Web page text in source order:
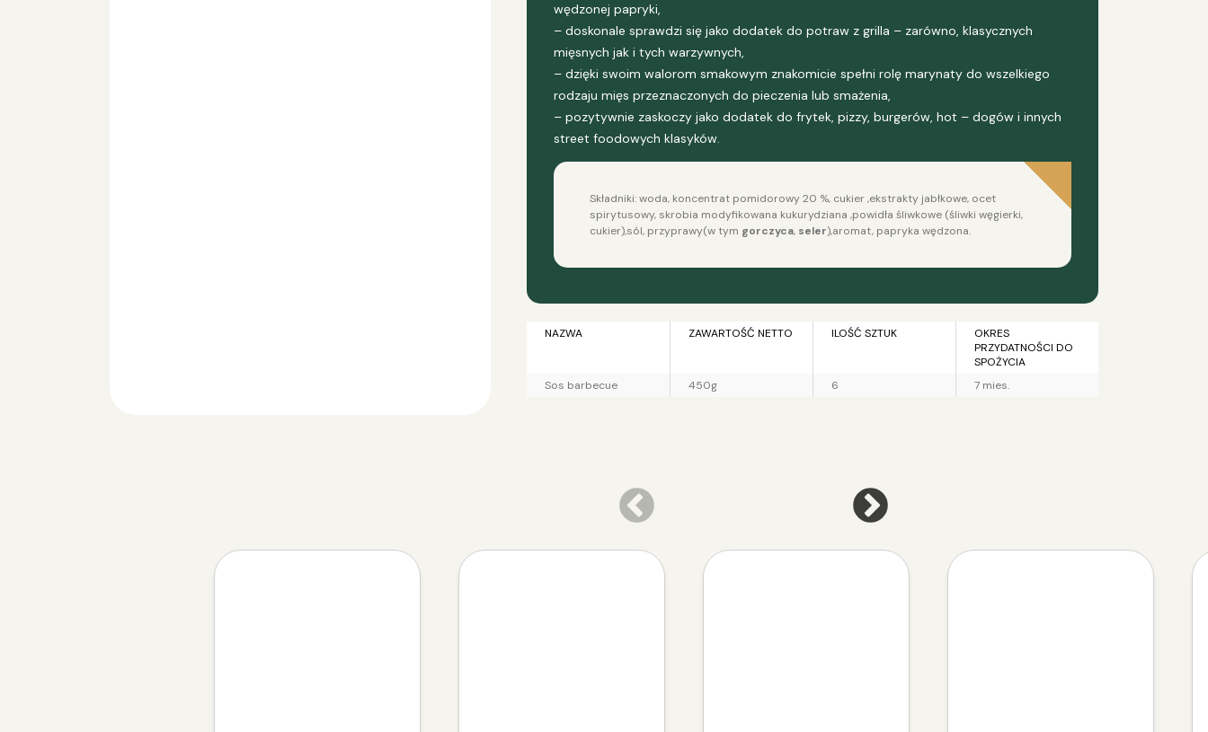
wędzonej papryki,
– doskonale sprawdzi się jako dodatek do potraw z grilla – zarówno, klasycznych
mięsnych jak i tych warzywnych,
– dzięki swoim walorom smakowym znakomicie spełni rolę marynaty do wszelkiego
rodzaju mięs przeznaczonych do pieczenia lub smażenia,
– pozytywnie zaskoczy jako dodatek do frytek, pizzy, burgerów, hot – dogów i innych
street foodowych klasyków.
Składniki: woda, koncentrat pomidorowy 20 %, cukier ,ekstrakty jabłkowe, ocet
spirytusowy, skrobia modyfikowana kukurydziana ,powidła śliwkowe (śliwki węgierki,
cukier),sól, przyprawy(w tym gorczyca, seler),aromat, papryka wędzona.
NAZWA ZAWARTOŚĆ NETTO ILOŚĆ SZTUK
OKRES
PRZYDATNOŚCI DO
SPOŻYCIA
Sos barbecue
450g 6 7 mies.